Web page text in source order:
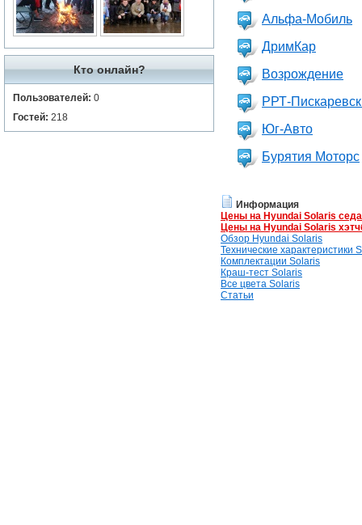
Кто онлайн?
Пользователей: 0
Гостей: 218
Альфа-Мобиль
ДримКар
Возрождение
РРТ-
Юг-Авто
Бурятия Моторс
Информация
Цены на Hyundai Solaris
Цены на Hyundai Solaris
Обзор Hyundai Solaris
Технические характеристики
Комплектации Solaris
Краш-тест Solaris
Все цвета Solaris
Статьи